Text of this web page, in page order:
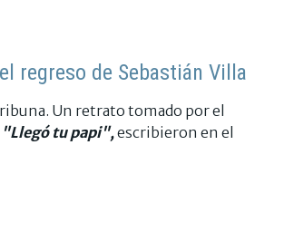
regreso de Sebastián Villa
Un retrato tomado por el
"Llegó tu papi",escribieron en el